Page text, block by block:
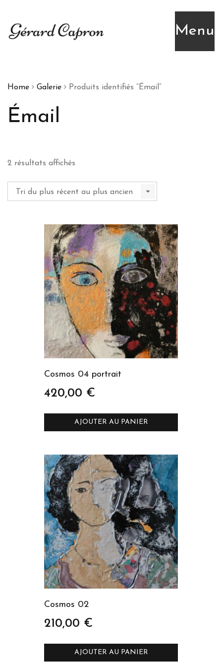
Menu
Home Galerie Produits identifiés “Émail”
Émail
2 résultats affichés
plus
récent
plus
ancien
Cosmos 04 portrait
420,00 €
AJOUTER AU PANIER
Cosmos 02
210,00 €
AJOUTER AU PANIER